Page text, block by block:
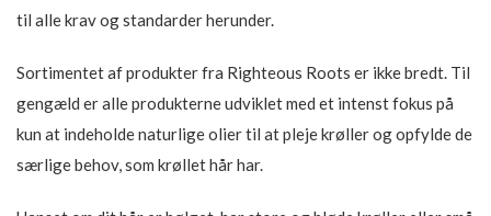
til alle krav og standarder herunder.
Sortimentet af produkter fra Righteous Roots er ikke bredt. Til
gengæld er alle produkterne udviklet med et intenst fokus på
kun at indeholde naturlige olier til at pleje krøller og opfylde de
særlige behov, som krøllet hår har.